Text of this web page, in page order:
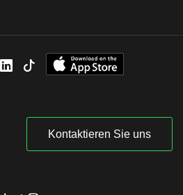
Kontaktieren Sie uns